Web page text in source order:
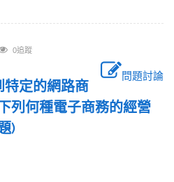
0追蹤
問題討論
特定的網路商
列何種電子商務的經營
)